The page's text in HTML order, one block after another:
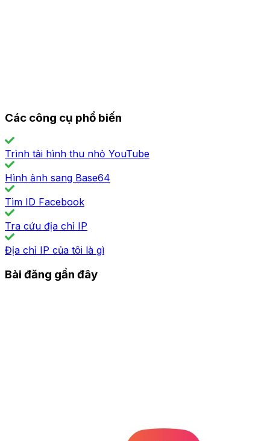
Các công cụ phổ biến
Trình tải hình thu nhỏ YouTube
Hình ảnh sang Base64
Tìm ID Facebook
Tra cứu địa chỉ IP
Địa chỉ IP của tôi là gì
Bài đăng gần đây